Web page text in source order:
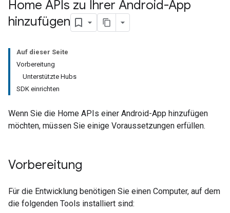
Home APIs zu Ihrer Android-App
hinzufügen
Auf dieser Seite
Vorbereitung
Unterstützte Hubs
SDK einrichten
Wenn Sie die Home APIs einer Android-App hinzufügen
möchten, müssen Sie einige Voraussetzungen erfüllen.
Vorbereitung
Für die Entwicklung benötigen Sie einen Computer, auf dem
die folgenden Tools installiert sind: